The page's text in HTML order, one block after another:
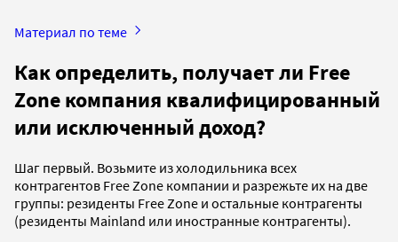
Материал по теме
Как определить, получает ли Free
Zone компания квалифицированный
или исключенный доход?
Шаг первый. Возьмите из холодильника всех
контрагентов Free Zone компании и разрежьте их на две
группы: резиденты Free Zone и остальные контрагенты
(резиденты Mainland или иностранные контрагенты).